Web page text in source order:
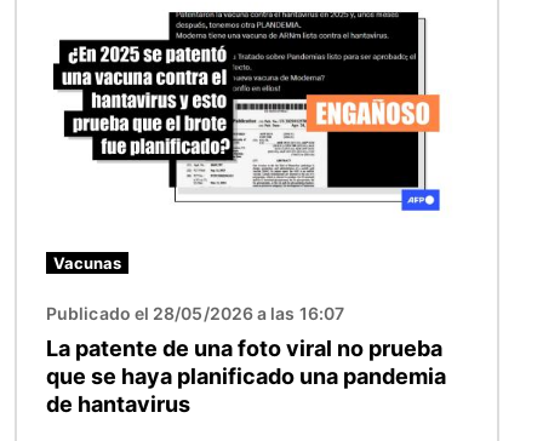
Vacunas
Publicado el 28/05/2026 a las 16:07
La patente de una foto viral no prueba
que se haya planificado una pandemia
de hantavirus